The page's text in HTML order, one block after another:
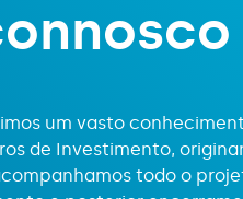
onnosco
um vasto
de Investimento,
todo o